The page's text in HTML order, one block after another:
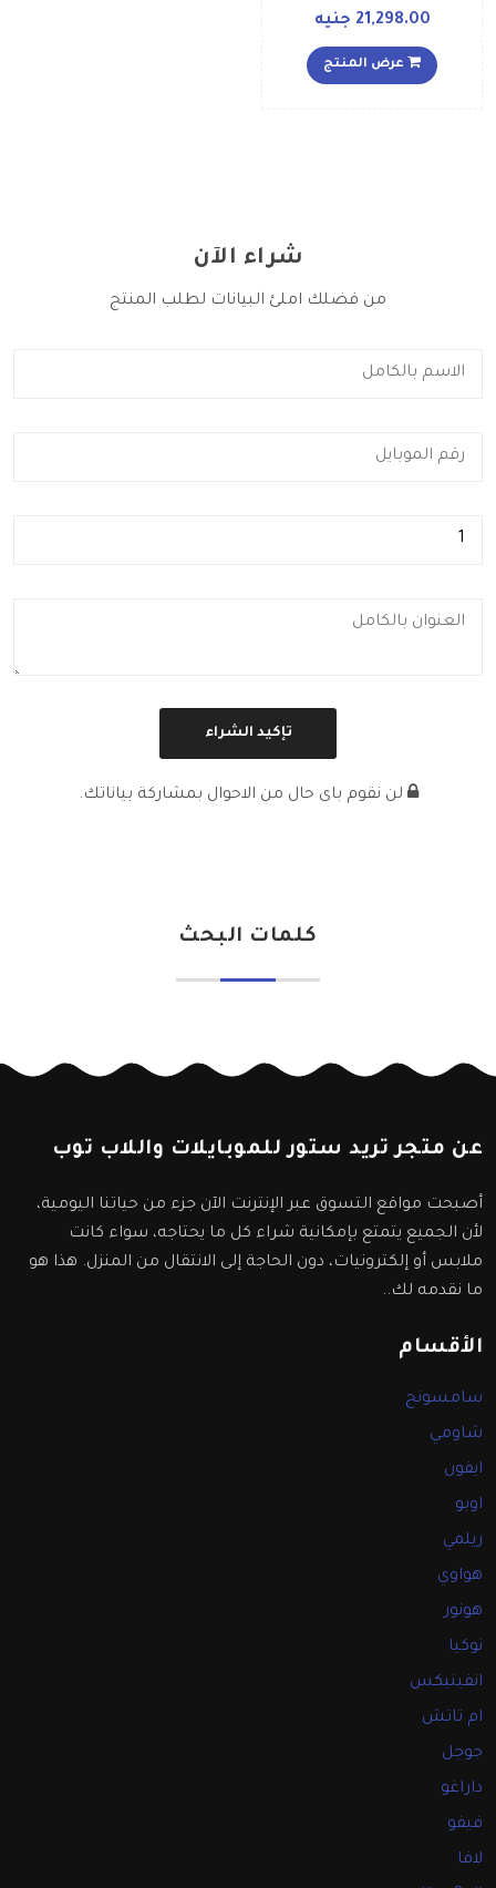
جيجابايت وذاكرة داخلية
الشرق الأوسط، لون ذهبي
21,298.00 جنيه
عرض المنتج
شراء الآن
من فضلك املئ البيانات لطلب المنتج
لن نقوم باى حال من الاحوال بمشاركة بياناتك.
كلمات البحث
عن متجر تريد ستور للموبايلات واللاب توب
أصبحت مواقع التسوق عبر الإنترنت الآن جزء من حياتنا اليومية،
لأن الجميع يتمتع بإمكانية شراء كل ما يحتاجه، سواء كانت
ملابس أو إلكترونيات، دون الحاجة إلى الانتقال من المنزل. هذا هو
ما نقدمه لك..
الأقسام
سامسونج
شاومي
ايفون
اوبو
ريلمي
هواوي
هونور
نوكيا
انفينيكس
ام تاتش
جوجل
داراغو
فيفو
لافا